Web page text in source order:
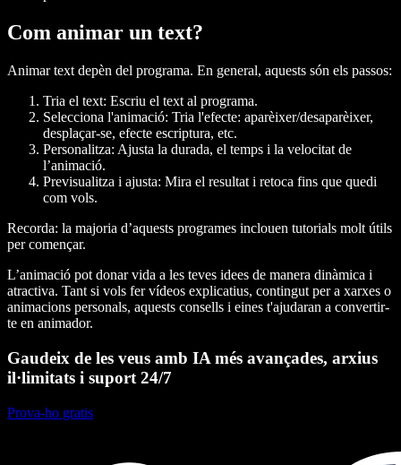
Com animar un text?
Animar text depèn del programa. En general, aquests són els passos:
Tria el text: Escriu el text al programa.
Selecciona l'animació: Tria l'efecte: aparèixer/desaparèixer,
desplaçar-se, efecte escriptura, etc.
Personalitza: Ajusta la durada, el temps i la velocitat de
l’animació.
Previsualitza i ajusta: Mira el resultat i retoca fins que quedi
com vols.
Recorda: la majoria d’aquests programes inclouen tutorials molt útils
per començar.
L’animació pot donar vida a les teves idees de manera dinàmica i
atractiva. Tant si vols fer vídeos explicatius, contingut per a xarxes o
animacions personals, aquests consells i eines t'ajudaran a convertir-
te en animador.
Gaudeix de les veus amb IA més avançades, arxius
il·limitats i suport 24/7
Prova-ho gratis